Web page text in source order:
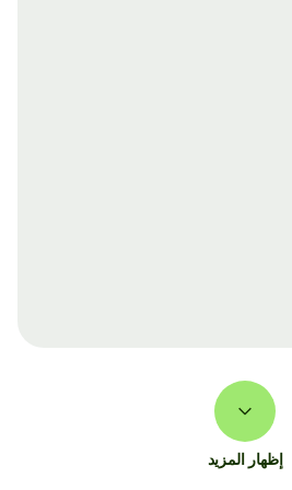
إظهار المزيد